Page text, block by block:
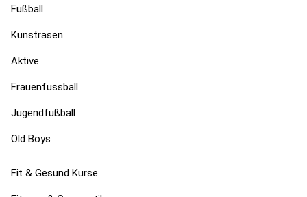
Fußball
Kunstrasen
Aktive
Frauenfussball
Jugendfußball
Old Boys
Fit & Gesund Kurse
Gerätturnen in Crumstadt
fällt leider aus!
05.05.2011vonDieter Ruckelshausen
Nach Schäden an der Decke im
Sanitärbereich wird die